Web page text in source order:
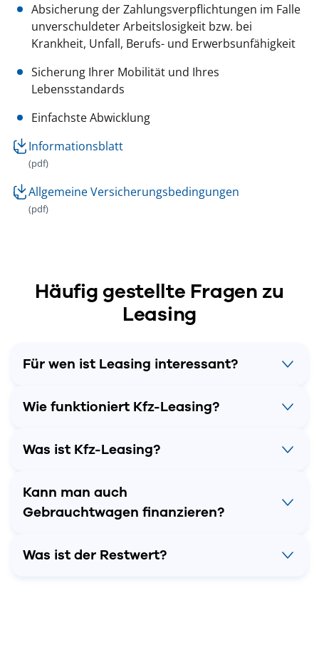
Absicherung der Zahlungsverpflichtungen im Falle
unverschuldeter Arbeitslosigkeit bzw. bei
Krankheit, Unfall, Berufs- und Erwerbsunfähigkeit
Sicherung Ihrer Mobilität und Ihres
Lebensstandards
Einfachste Abwicklung
Informationsblatt
(pdf)
Allgemeine Versicherungsbedingungen
(pdf)
Häufig gestellte Fragen zu
Leasing
Für wen ist Leasing interessant?
Wie funktioniert Kfz-Leasing?
Was ist Kfz-Leasing?
Kann man auch
Gebrauchtwagen finanzieren?
Was ist der Restwert?